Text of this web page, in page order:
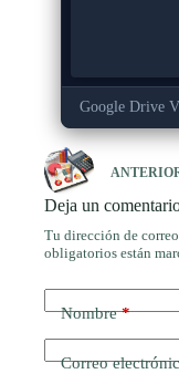
Google Drive
Deja un
Tu dirección de
obligatorios están
Nombre*
Correo